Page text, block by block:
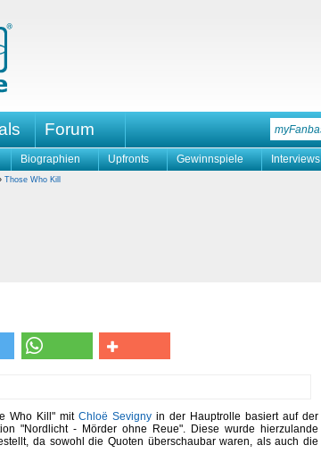
Forum
Biographien Upfronts Gewinnspiele Interviews
Those Who Kill
Who Kill" mit Chloë Sevigny in der Hauptrolle basiert auf der
"Nordlicht - Mörder ohne Reue". Diese wurde hierzulande
da sowohl die Quoten überschaubar waren, als auch die